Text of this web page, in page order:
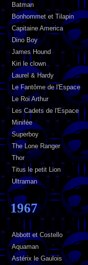
Batman
Bonhommet et Tilapin
Capitaine America
Dino Boy
James Hound
Kiri le clown
Laurel & Hardy
Le Fantôme de l'Espace
Le Roi Arthur
Les Cadets de l'Espace
Minifée
Superboy
The Lone Ranger
Thor
Titus le petit Lion
Ultraman
1967
Abbott et Costello
Aquaman
Astérix le Gaulois